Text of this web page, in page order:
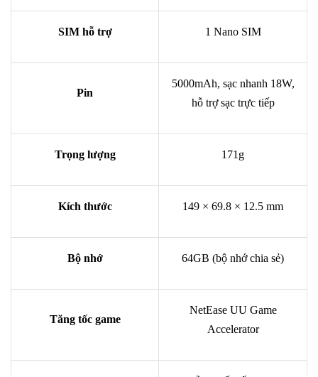
SIM hỗ trợ 1 Nano SIM
Pin
5000mAh, sạc nhanh 18W,
hỗ trợ sạc trực tiếp
Trọng lượng 171g
Kích thước 149 × 69.8 × 12.5 mm
Bộ nhớ 64GB (bộ nhớ chia sẻ)
Tăng tốc game
NetEase UU Game
Accelerator